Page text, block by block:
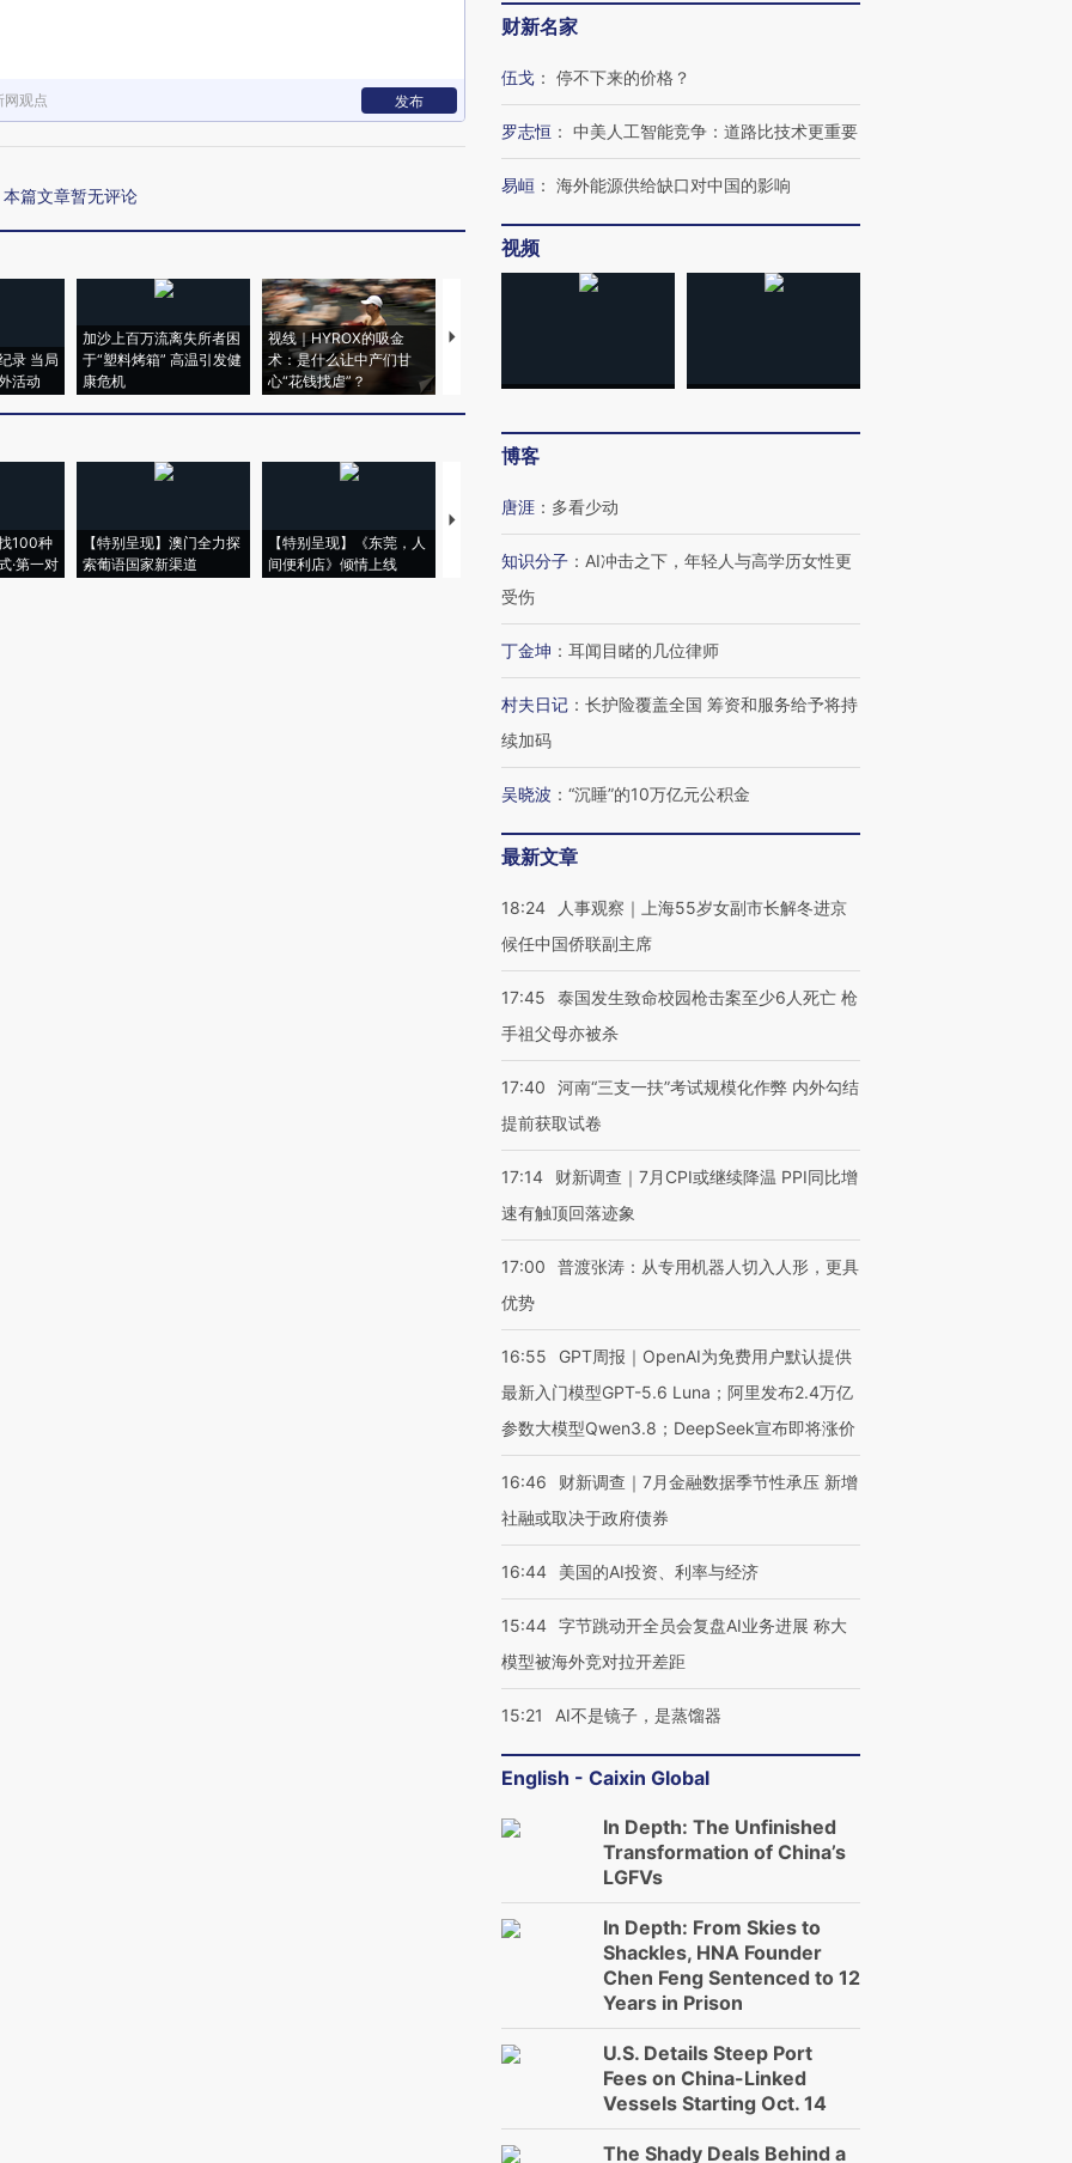
网观点 发布
本篇文章暂无评论
录 当局
活动
加沙上百万流离失所者困
于“塑料烤箱” 高温引发健
康危机
视线｜HYROX的吸金
术：是什么让中产们甘
心“花钱找虐”？
马航飞行员跨国走私7万
育部长拱下台
飞地休达
100种
·第一对
【特别呈现】澳门全力探
索葡语国家新渠道
【特别呈现】《东莞，人
间便利店》倾情上线
【推广】走进第四届链博
有意思的生活方式·第三对
住三大增长引擎是什么？
财新名家
伍戈 ： 停不下来的价格？
罗志恒 ： 中美人工智能竞争：道路比技术更重要
易峘 ： 海外能源供给缺口对中国的影响
视频
博客
唐涯 ： 多看少动
知识分子 ： AI冲击之下，年轻人与高学历女性更
受伤
丁金坤 ： 耳闻目睹的几位律师
村夫日记 ： 长护险覆盖全国 筹资和服务给予将持
续加码
吴晓波 ： “沉睡”的10万亿元公积金
最新文章
18:24
人事观察｜上海55岁女副市长解冬进京
候任中国侨联副主席
17:45
泰国发生致命校园枪击案至少6人死亡 枪
手祖父母亦被杀
17:40
河南“三支一扶”考试规模化作弊 内外勾结
提前获取试卷
17:14
财新调查｜7月CPI或继续降温 PPI同比增
速有触顶回落迹象
17:00
普渡张涛：从专用机器人切入人形，更具
优势
16:55
GPT周报｜OpenAI为免费用户默认提供
最新入门模型GPT-5.6 Luna；阿里发布2.4万亿
参数大模型Qwen3.8；DeepSeek宣布即将涨价
16:46
财新调查｜7月金融数据季节性承压 新增
社融或取决于政府债券
16:44 美国的AI投资、利率与经济
15:44 字节跳动开全员会复盘AI业务进展 称大
模型被海外竞对拉开差距
15:21 AI不是镜子，是蒸馏器
English - Caixin Global
In Depth: The Unfinished
Transformation of China’s
LGFVs
In Depth: From Skies to
Shackles, HNA Founder
Chen Feng Sentenced to 12
Years in Prison
U.S. Details Steep Port
Fees on China-Linked
Vessels Starting Oct. 14
The Shady Deals Behind a